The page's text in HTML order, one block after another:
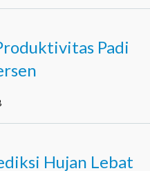
Padi
Hujan Lebat